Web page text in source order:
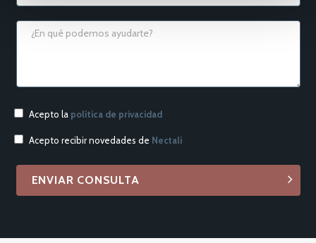
Acepto la política de privacidad
Acepto recibir novedades de Nectali